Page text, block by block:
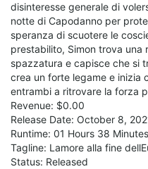
disinteresse generale di
notte di Capodanno per
speranza di scuotere le
prestabilito, Simon trova una
spazzatura e capisce che si
crea un forte legame e inizia
entrambi a ritrovare la forza
Revenue: $0.00
Release Date: October 8,
Runtime: 01 Hours 38 Minutes
Tagline: Lamore alla fine
Status: Released